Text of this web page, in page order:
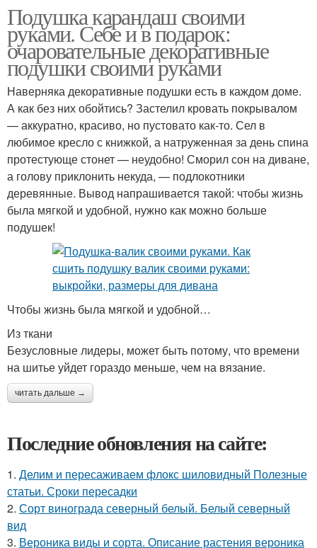
Подушка карандаш своими
руками. Себе и в подарок:
очаровательные декоративные
подушки своими руками
Наверняка декоративные подушки есть в каждом доме.
А как без них обойтись? Застелил кровать покрывалом
— аккуратно, красиво, но пустовато как-то. Сел в
любимое кресло с книжкой, а натруженная за день спина
протестующе стонет — неудобно! Сморил сон на диване,
а голову приклонить некуда, — подлокотники
деревянные. Вывод напрашивается такой: чтобы жизнь
была мягкой и удобной, нужно как можно больше
подушек!
Чтобы жизнь была мягкой и удобной…
Из ткани
Безусловные лидеры, может быть потому, что времени
на шитье уйдет гораздо меньше, чем на вязание.
читать дальше →
Последние обновления на сайте:
1. Делим и пересаживаем флокс шиловидный Полезные
статьи. Сроки пересадки
2. Сорт винограда северный белый. Белый северный
вид
3. Вероника виды и сорта. Описание растения вероника